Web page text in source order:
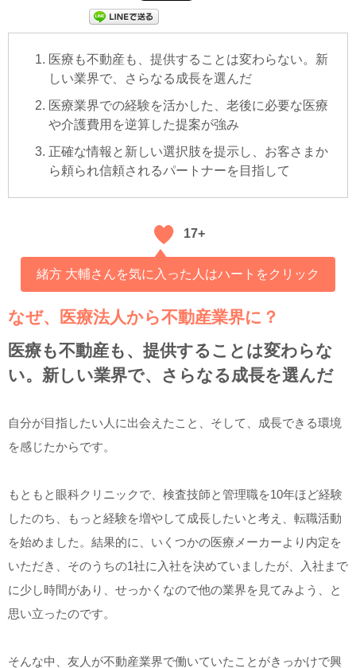
医療も不動産も、提供することは変わらない。新
しい業界で、さらなる成長を選んだ
医療業界での経験を活かした、老後に必要な医療
や介護費用を逆算した提案が強み
正確な情報と新しい選択肢を提示し、お客さまか
ら頼られ信頼されるパートナーを目指して
17+
緒方 大輔さんを気に入った人はハートをクリック
なぜ、医療法人から不動産業界に？
医療も不動産も、提供することは変わらな
い。新しい業界で、さらなる成長を選んだ
自分が目指したい人に出会えたこと、そして、成長できる環境
を感じたからです。
もともと眼科クリニックで、検査技師と管理職を10年ほど経験
したのち、もっと経験を増やして成長したいと考え、転職活動
を始めました。結果的に、いくつかの医療メーカーより内定を
いただき、そのうちの1社に入社を決めていましたが、入社まで
に少し時間があり、せっかくなので他の業界を見てみよう、と
思い立ったのです。
そんな中、友人が不動産業界で働いていたことがきっかけで興